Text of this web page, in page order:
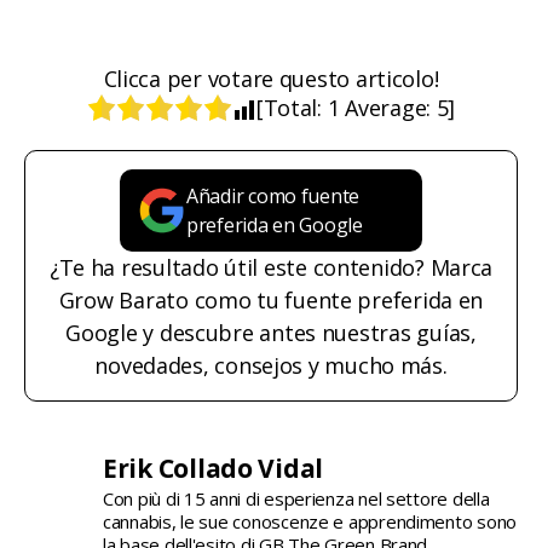
Clicca per votare questo articolo!
[Total: 1 Average: 5]
Añadir como fuente
preferida en Google
¿Te ha resultado útil este contenido? Marca
Grow Barato como tu fuente preferida en
Google y descubre antes nuestras guías,
novedades, consejos y mucho más.
Erik Collado Vidal
Con più di 15 anni di esperienza nel settore della
cannabis, le sue conoscenze e apprendimento sono